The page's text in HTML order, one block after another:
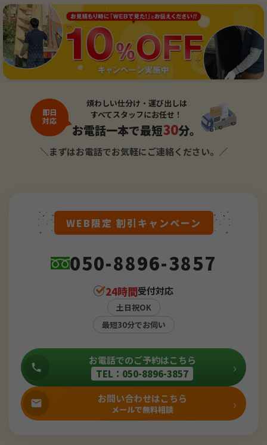
即日
対応
煩わしい仕分け・運び出しは
すべてスタッフにお任せ！
お電話一本で最短30分。
＼まずはお電話でお気軽にご連絡ください。／
WEB限定 割引キャンペーン
050-8896-3857
24時間受付対応
土日祝OK
最短30分でお伺い
お電話でのご予約はこちら
TEL：050-8896-3857
›
お問い合わせはこちら
メールで無料相談 ›